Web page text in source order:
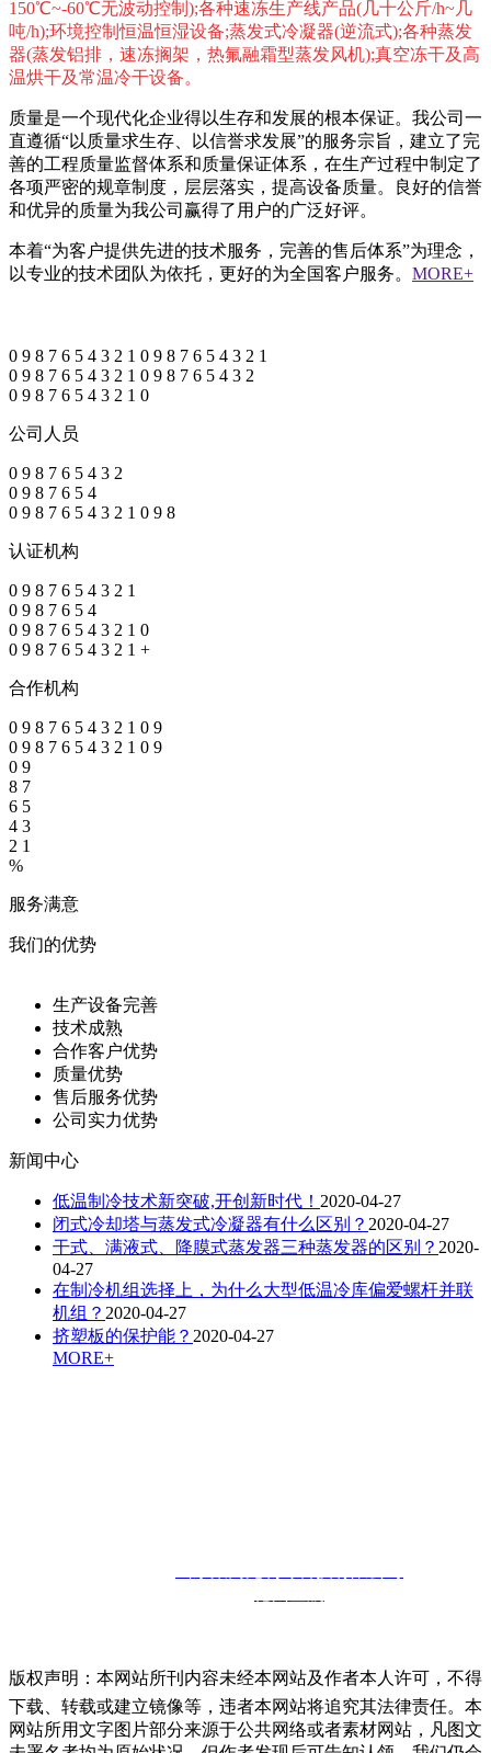
150℃~-60℃无波动控制);各种速冻生产线产品(几十公斤/h~几
吨/h);环境控制恒温恒湿设备;蒸发式冷凝器(逆流式);各种蒸发
器(蒸发铝排，速冻搁架，热氟融霜型蒸发风机);真空冻干及高
温烘干及常温冷干设备。
质量是一个现代化企业得以生存和发展的根本保证。我公司一
直遵循“以质量求生存、以信誉求发展”的服务宗旨，建立了完
善的工程质量监督体系和质量保证体系，在生产过程中制定了
各项严密的规章制度，层层落实，提高设备质量。良好的信誉
和优异的质量为我公司赢得了用户的广泛好评。
本着“为客户提供先进的技术服务，完善的售后体系”为理念，
以专业的技术团队为依托，更好的为全国客户服务。 MORE+
0 9 8 7 6 5 4 3 2 1 0 9 8 7 6 5 4 3 2 1
0 9 8 7 6 5 4 3 2 1 0 9 8 7 6 5 4 3 2
0 9 8 7 6 5 4 3 2 1 0
公司人员
0 9 8 7 6 5 4 3 2
0 9 8 7 6 5 4
0 9 8 7 6 5 4 3 2 1 0 9 8
认证机构
0 9 8 7 6 5 4 3 2 1
0 9 8 7 6 5 4
0 9 8 7 6 5 4 3 2 1 0
0 9 8 7 6 5 4 3 2 1 +
合作机构
0 9 8 7 6 5 4 3 2 1 0 9
0 9 8 7 6 5 4 3 2 1 0 9
0 9
8 7
6 5
4 3
2 1
%
服务满意
我们的优势
生产设备完善
技术成熟
合作客户优势
质量优势
售后服务优势
公司实力优势
新闻中心
低温制冷技术新突破,开创新时代！ 2020-04-27
闭式冷却塔与蒸发式冷凝器有什么区别？ 2020-04-27
干式、满液式、降膜式蒸发器三种蒸发器的区别？ 2020-
04-27
在制冷机组选择上，为什么大型低温冷库偏爱螺杆并联
机组？ 2020-04-27
挤塑板的保护能？ 2020-04-27
MORE+
版权声明：本网站所刊内容未经本网站及作者本人许可，不得
下载、转载或建立镜像等，违者本网站将追究其法律责任。本
网站所用文字图片部分来源于公共网络或者素材网站，凡图文